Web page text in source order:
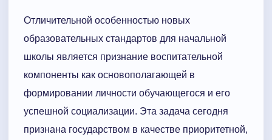
Отличительной особенностью новых
образовательных стандартов для начальной
школы является признание воспитательной
компоненты как основополагающей в
формировании личности обучающегося и его
успешной социализации. Эта задача сегодня
признана государством в качестве приоритетной,